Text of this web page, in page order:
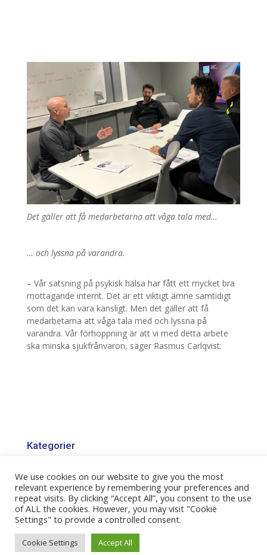
Det gäller att få medarbetarna att våga tala med…
… och lyssna på varandra.
– Vår satsning på psykisk hälsa har fått ett mycket bra
mottagande internt. Det är ett viktigt ämne samtidigt
som det kan vara känsligt. Men det gäller att få
medarbetarna att våga tala med och lyssna på
varandra. Vår förhoppning är att vi med detta arbete
ska minska sjukfrånvaron, säger Rasmus Carlqvist.
Kategorier
Sonepar Sverige AB, 191 83 Sollentuna | Copyright ©
We use cookies on our website to give you the most
relevant experience by remembering your preferences and
repeat visits. By clicking “Accept All”, you consent to the use
of ALL the cookies. However, you may visit "Cookie
Settings" to provide a controlled consent.
Cookie Settings Accept All